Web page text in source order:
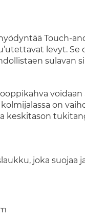
Touch-
levyt. Se
sulavan
on
keskitason
joka suojaa